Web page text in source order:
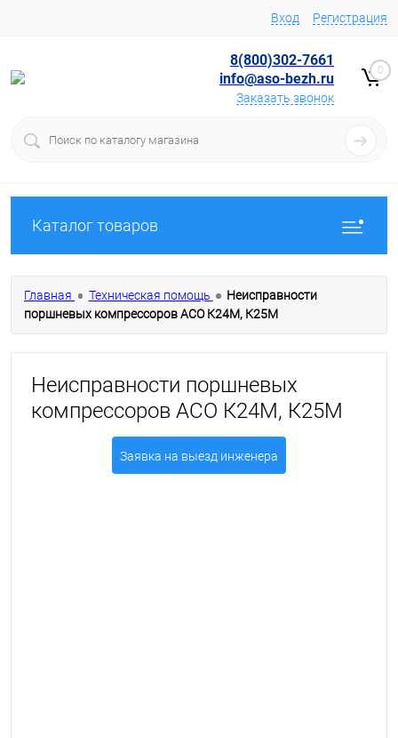
Вход Регистрация
8(800)302-7661
info@aso-bezh.ru
Заказать звонок
0
Каталог товаров
Главная Техническая помощь
Неисправности
поршневых компрессоров АСО К24М, К25М
Неисправности поршневых
компрессоров АСО К24М, К25М
Заявка на выезд инженера